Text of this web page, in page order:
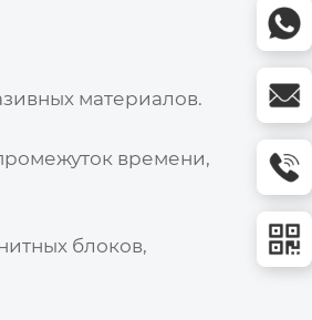
материалов.
времени,
блоков,